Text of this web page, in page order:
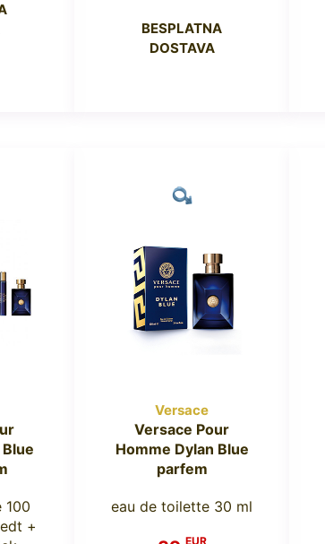
BESPLATNA
DOSTAVA
100
+
Versace
Versace Pour
Homme Dylan Blue
parfem
eau de toilette 30 ml
EUR